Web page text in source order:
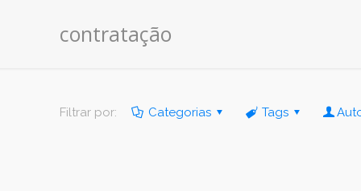
contratação
Filtrar por: Categorias Tags